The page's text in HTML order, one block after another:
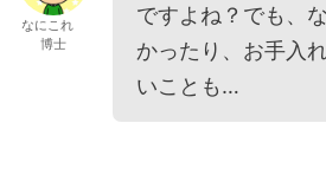
なにこれ
博士
ですよね？でも、
かったり、お手入
いことも…